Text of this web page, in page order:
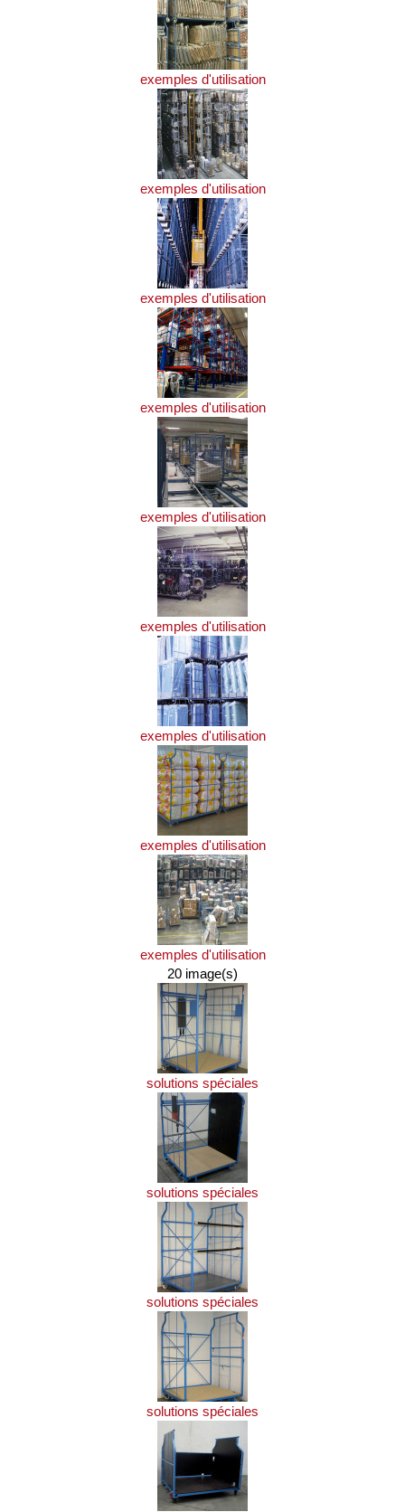
exemples d'utilisation
exemples d'utilisation
exemples d'utilisation
exemples d'utilisation
exemples d'utilisation
exemples d'utilisation
exemples d'utilisation
exemples d'utilisation
exemples d'utilisation
20 image(s)
solutions spéciales
solutions spéciales
solutions spéciales
solutions spéciales